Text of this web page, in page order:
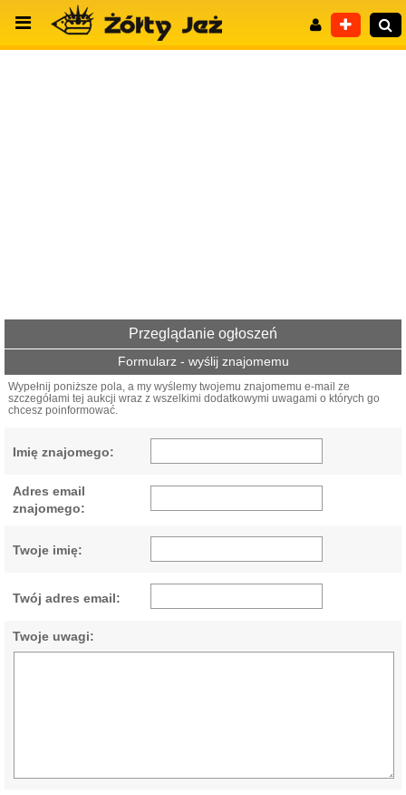
Przeglądanie ogłoszeń
Formularz - wyślij znajomemu
Wypełnij poniższe pola, a my wyślemy twojemu znajomemu e-mail ze
szczegółami tej aukcji wraz z wszelkimi dodatkowymi uwagami o których go
chcesz poinformować.
Imię znajomego:
Adres email
znajomego:
Twoje imię:
Twój adres email:
Twoje uwagi: